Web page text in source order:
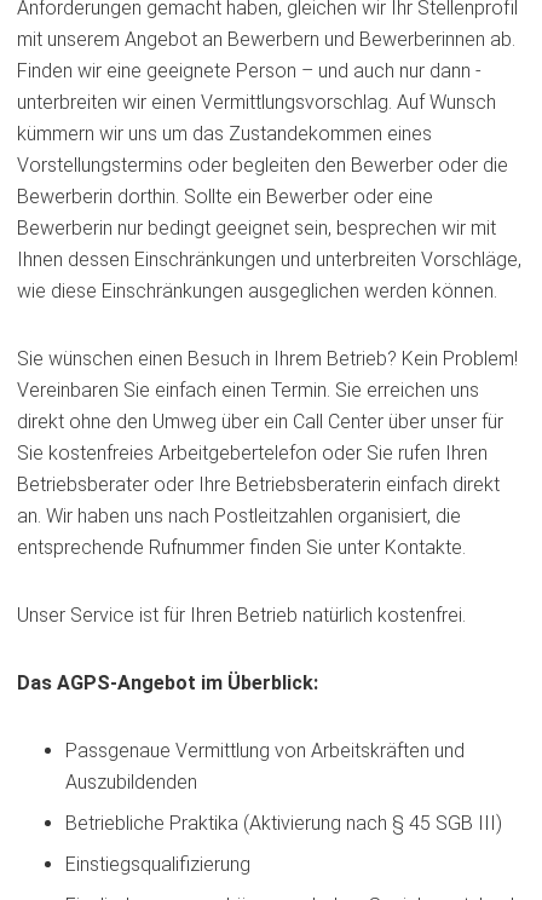
Anforderungen gemacht haben, gleichen wir Ihr Stellenprofil
mit unserem Angebot an Bewerbern und Bewerberinnen ab.
Finden wir eine geeignete Person – und auch nur dann -
unterbreiten wir einen Vermittlungsvorschlag. Auf Wunsch
kümmern wir uns um das Zustandekommen eines
Vorstellungstermins oder begleiten den Bewerber oder die
Bewerberin dorthin. Sollte ein Bewerber oder eine
Bewerberin nur bedingt geeignet sein, besprechen wir mit
Ihnen dessen Einschränkungen und unterbreiten Vorschläge,
wie diese Einschränkungen ausgeglichen werden können.
Sie wünschen einen Besuch in Ihrem Betrieb? Kein Problem!
Vereinbaren Sie einfach einen Termin. Sie erreichen uns
direkt ohne den Umweg über ein Call Center über unser für
Sie kostenfreies Arbeitgebertelefon oder Sie rufen Ihren
Betriebsberater oder Ihre Betriebsberaterin einfach direkt
an. Wir haben uns nach Postleitzahlen organisiert, die
entsprechende Rufnummer finden Sie unter Kontakte.
Unser Service ist für Ihren Betrieb natürlich kostenfrei.
Das AGPS-Angebot im Überblick:
Passgenaue Vermittlung von Arbeitskräften und
Auszubildenden
Betriebliche Praktika (Aktivierung nach § 45 SGB III)
Einstiegsqualifizierung